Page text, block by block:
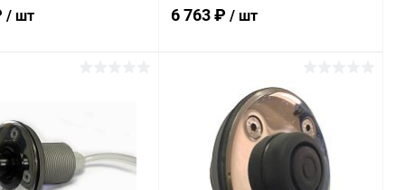
/ шт
Под заказ
6 763 ₽/ шт
В корзину
В избранное
К сравнению В наличии